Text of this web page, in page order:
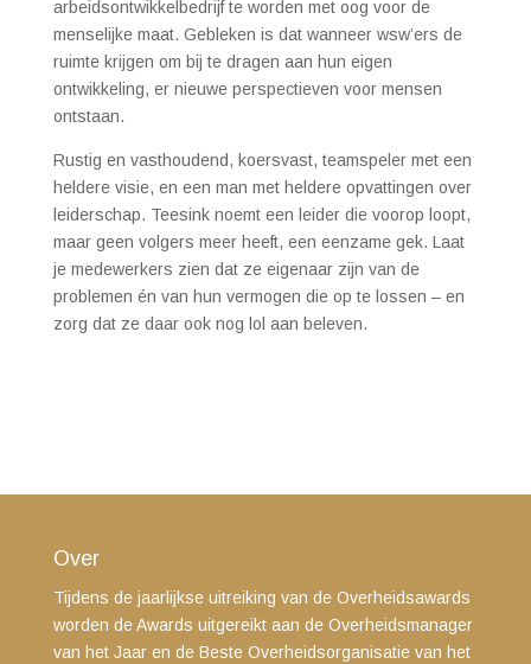
arbeidsontwikkelbedrijf te worden met oog voor de
menselijke maat. Gebleken is dat wanneer wsw’ers de
ruimte krijgen om bij te dragen aan hun eigen
ontwikkeling, er nieuwe perspectieven voor mensen
ontstaan.
Rustig en vasthoudend, koersvast, teamspeler met een
heldere visie, en een man met heldere opvattingen over
leiderschap. Teesink noemt een leider die voorop loopt,
maar geen volgers meer heeft, een eenzame gek. Laat
je medewerkers zien dat ze eigenaar zijn van de
problemen én van hun vermogen die op te lossen – en
zorg dat ze daar ook nog lol aan beleven.
Over
Tijdens de jaarlijkse uitreiking van de Overheidsawards
worden de Awards uitgereikt aan de Overheidsmanager
van het Jaar en de Beste Overheidsorganisatie van het